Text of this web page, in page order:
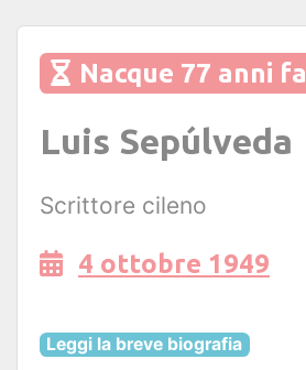
Nacque 77 anni fa
Luis Sepúlveda
Scrittore cileno
4 ottobre 1949
Leggi la breve biografia